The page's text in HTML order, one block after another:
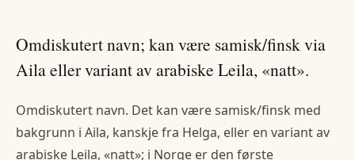
Omdiskutert navn; kan være samisk/finsk via
Aila eller variant av arabiske Leila, «natt».
Omdiskutert navn. Det kan være samisk/finsk med
bakgrunn i Aila, kanskje fra Helga, eller en variant av
arabiske Leila, «natt»; i Norge er den første